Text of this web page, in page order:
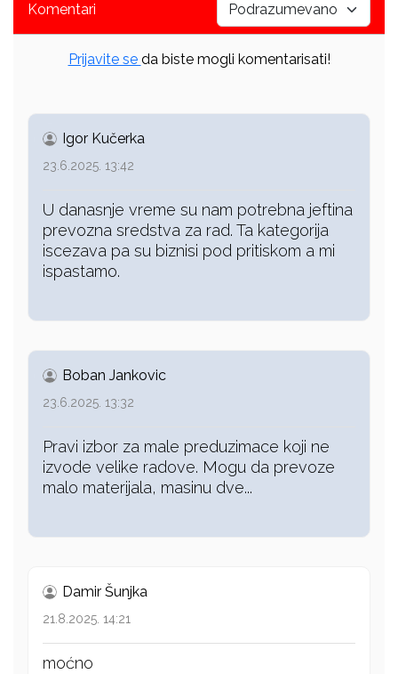
Komentari
Prijavite se da biste mogli komentarisati!
Igor Kučerka
23.6.2025. 13:42
U danasnje vreme su nam potrebna jeftina
prevozna sredstva za rad. Ta kategorija
iscezava pa su biznisi pod pritiskom a mi
ispastamo.
Boban Jankovic
23.6.2025. 13:32
Pravi izbor za male preduzimace koji ne
izvode velike radove. Mogu da prevoze
malo materijala, masinu dve...
Damir Šunjka
21.8.2025. 14:21
moćno